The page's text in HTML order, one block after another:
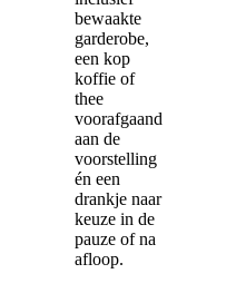
bewaakte
garderobe,
een kop
koffie of
thee
voorafgaand
aan de
voorstelling
én een
drankje naar
keuze in de
pauze of na
afloop.